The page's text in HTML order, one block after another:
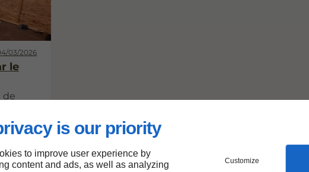
is our priority
to improve user experience by
content and ads, as well as analyzing
Customize
03/2026
le
de
des